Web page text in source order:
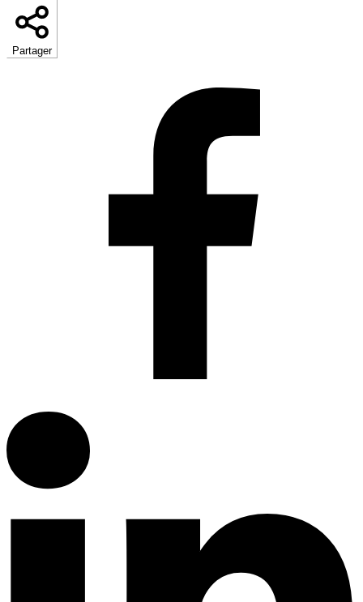
Partager